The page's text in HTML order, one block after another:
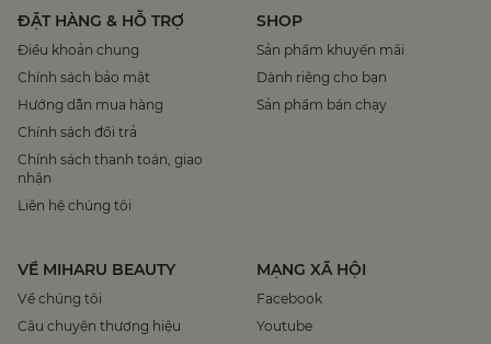
ĐẶT HÀNG & HỖ TRỢ
Điều khoản chung
Chính sách bảo mật
Hướng dẫn mua hàng
Chính sách đổi trả
Chính sách thanh toán, giao
nhận
Liên hệ chúng tôi
SHOP
Sản phẩm khuyến mãi
Dành riêng cho bạn
Sản phẩm bán chạy
VỀ MIHARU BEAUTY
Về chúng tôi
Câu chuyện thương hiệu
MẠNG XÃ HỘI
Facebook
Youtube